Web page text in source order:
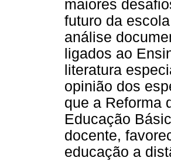
maiores
futuro da
análise
ligados ao
literatura
opinião dos
que a Reforma
Educação
docente,
educação a